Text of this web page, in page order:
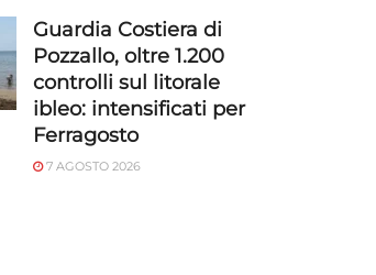
Guardia Costiera di
Pozzallo, oltre 1.200
controlli sul litorale
ibleo: intensificati per
Ferragosto
7 AGOSTO 2026